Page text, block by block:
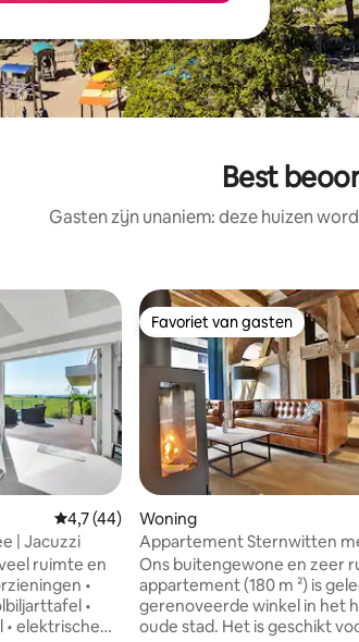
Best
Gasten zijn unaniem: deze huizen
Gemiddelde beoordeling van 4,7 op 5,
4,7 (44)
| Jacuzzi
ruimte en
Favoriet van gasten
Favoriet van gasten
Woning
Appartement Sternwitten
sauna
Ons buitengewone en zeer
appartement (180 m ²) is
gerenoveerde winkel in het
oude stad. Het is geschikt